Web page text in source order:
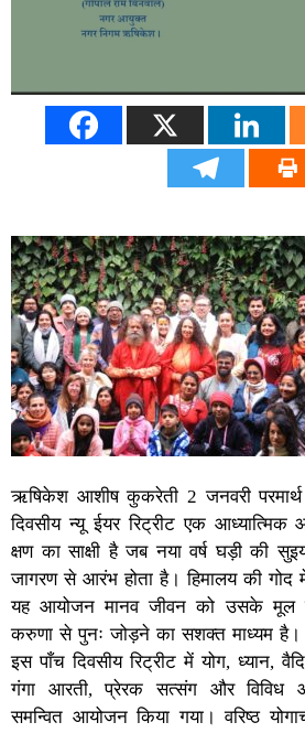
ऋषिकेश आशीष कुकरेती 2 जनवरी
दिवसीय न्यू ईयर रिट्रीट एक आध्यात्मिक
क्षण का साक्षी है जब नया वर्ष घड़ी की
जागरण से आरंभ होता है। हिमालय की गोद
यह आयोजन मानव जीवन को उसके मूल
करुणा से पुनः जोड़ने का सशक्त माध्यम है।
इस पाँच दिवसीय रिट्रीट में योग, ध्यान,
गंगा आरती, प्रेरक सत्संग और विविध
समन्वित आयोजन किया गया। वरिष्ठ